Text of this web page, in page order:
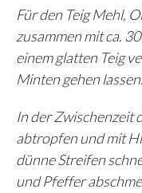
Für den Teig Mehl,
zusammen mit ca.
einem glatten Teig
Minten gehen lassen.
In der Zwischenzeit
abtropfen und mit
dünne Streifen
und Pfeffer